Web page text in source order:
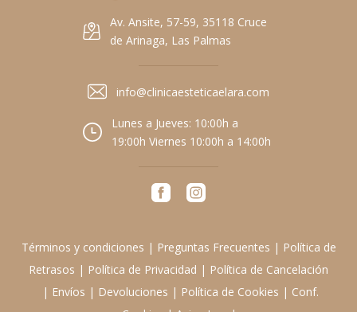
Av. Ansite, 57-59, 35118 Cruce
de Arinaga, Las Palmas
info@clinicaesteticaelara.com
Lunes a Jueves: 10:00h a
19:00h Viernes 10:00h a 14:00h
Términos y condiciones | Preguntas Frecuentes | Política de
Retrasos | Política de Privacidad | Política de Cancelación
| Envíos | Devoluciones | Política de Cookies | Conf.